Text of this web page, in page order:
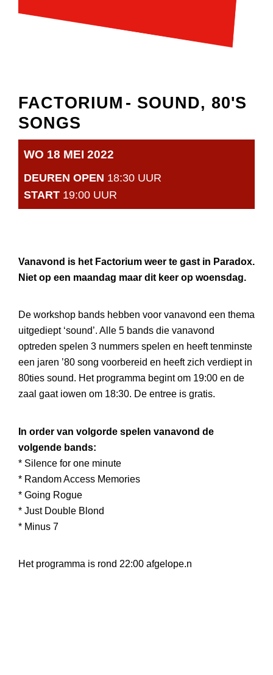
FACTORIUM - SOUND, 80'S
SONGS
WO 18 MEI 2022
DEUREN OPEN 18:30 UUR
START 19:00 UUR
Vanavond is het Factorium weer te gast in Paradox.
Niet op een maandag maar dit keer op woensdag.
De workshop bands hebben voor vanavond een thema
uitgediept ‘sound’. Alle 5 bands die vanavond
optreden spelen 3 nummers spelen en heeft tenminste
een jaren ’80 song voorbereid en heeft zich verdiept in
80ties sound. Het programma begint om 19:00 en de
zaal gaat iowen om 18:30. De entree is gratis.
In order van volgorde spelen vanavond de
volgende bands:
* Silence for one minute
* Random Access Memories
* Going Rogue
* Just Double Blond
* Minus 7
Het programma is rond 22:00 afgelope.n